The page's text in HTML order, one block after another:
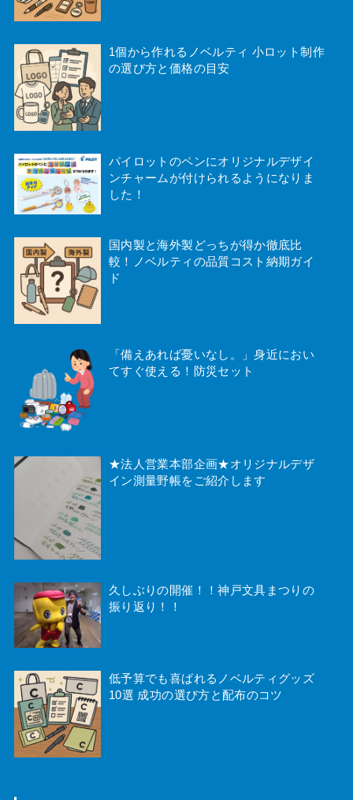
1個から作れるノベルティ 小ロット制作
の選び方と価格の目安
パイロットのペンにオリジナルデザイ
ンチャームが付けられるようになりま
した！
国内製と海外製どっちが得か徹底比
較！ノベルティの品質コスト納期ガイ
ド
「備えあれば憂いなし。」身近におい
てすぐ使える！防災セット
★法人営業本部企画★オリジナルデザ
イン測量野帳をご紹介します
久しぶりの開催！！神戸文具まつりの
振り返り！！
低予算でも喜ばれるノベルティグッズ
10選 成功の選び方と配布のコツ